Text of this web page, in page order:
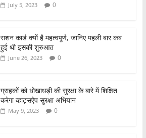
July 5, 2023 0
राशन कार्ड क्यों है महत्वपूर्ण, जानिए पहली बार कब
हुई थी इसकी शुरुआत
June 26, 2023 0
ग्राहकों को धोखाधड़ी की सुरक्षा के बारे में शिक्षित
करेगा व्हाट्सऐप सुरक्षा अभियान
May 9, 2023 0